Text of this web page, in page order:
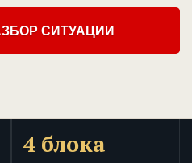
СИТУАЦИИ
4 блока